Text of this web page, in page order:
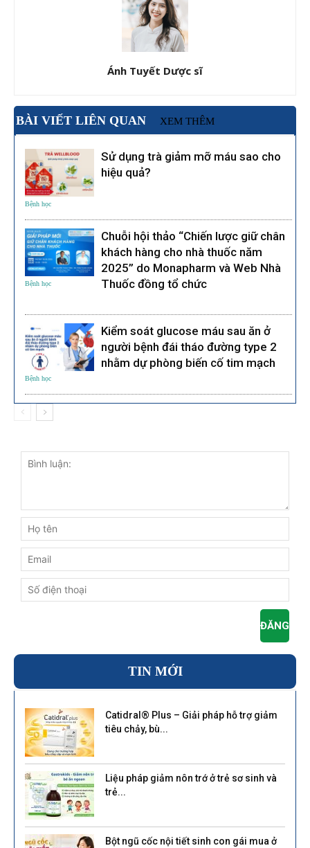
Ánh Tuyết Dược sĩ
BÀI VIẾT LIÊN QUAN XEM THÊM
Bệnh học
Sử dụng trà giảm mỡ máu sao cho
hiệu quả?
Bệnh học
Chuỗi hội thảo “Chiến lược giữ chân
khách hàng cho nhà thuốc năm
2025” do Monapharm và Web Nhà
Thuốc đồng tổ chức
Bệnh học
Kiểm soát glucose máu sau ăn ở
người bệnh đái tháo đường type 2
nhằm dự phòng biến cố tim mạch
TIN MỚI
Catidral® Plus – Giải pháp hỗ trợ giảm
tiêu chảy, bù...
Liệu pháp giảm nôn trớ ở trẻ sơ sinh và
trẻ...
Bột ngũ cốc nội tiết sinh con gái mua ở